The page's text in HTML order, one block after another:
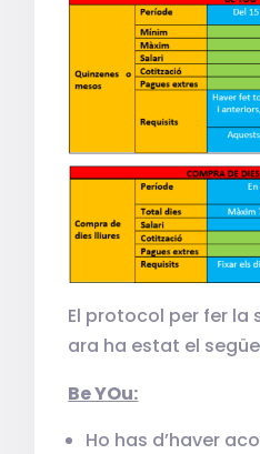
El protocol per fer la
ara ha estat el
Be YOu:
Ho has d’haver